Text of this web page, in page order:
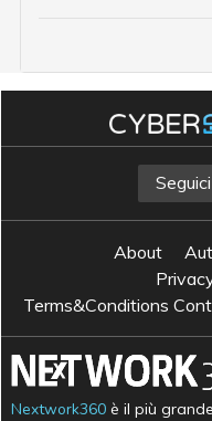
Seguici
About
Terms&Conditions
Nextwork360 è il più